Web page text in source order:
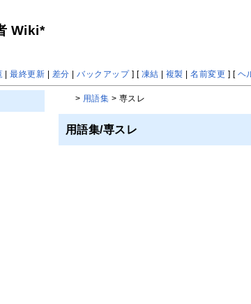
Wiki*
|最終更新 | 差分 |バックアップ] [ 凍結 | 複製 |名前変更 ] [ ヘ
> 用語集 > 専スレ
用語集/専スレ